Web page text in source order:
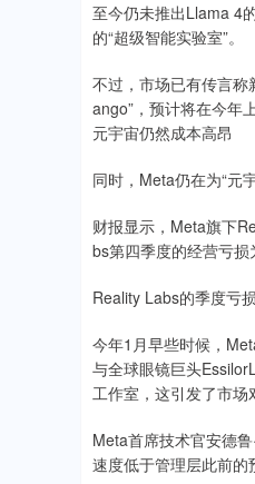
至今仍未推出Llama 4
的“超级智能实验室”。
不过，市场已有传言称
ango”，预计将在今年
元宇宙仍然成本高昂
同时，Meta仍在为“元
财报显示，Meta旗下
bs第四季度的经营亏损
Reality Labs的季度亏
今年1月早些时候，
与全球眼镜巨头
工作室，这引发了市场
Meta首席技术官安德
速度低于管理层此前的